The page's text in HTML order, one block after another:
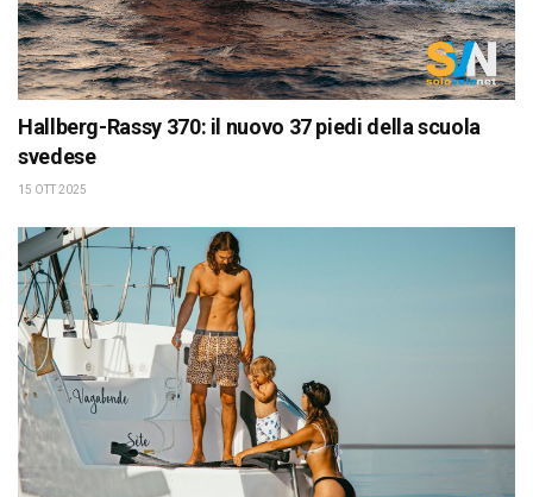
Hallberg-Rassy 370: il nuovo 37 piedi della scuola
svedese
15 OTT 2025